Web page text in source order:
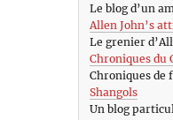
Le blog d’un
Allen John’s
Le grenier
Chroniques du
Chroniques de
Shangols
Un blog